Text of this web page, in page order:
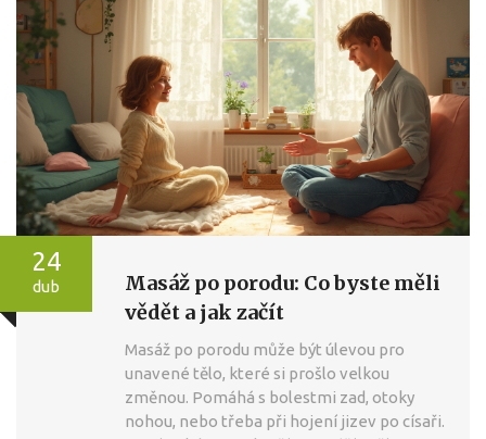
24
dub
Masáž po porodu: Co byste měli
vědět a jak začít
Masáž po porodu může být úlevou pro
unavené tělo, které si prošlo velkou
změnou. Pomáhá s bolestmi zad, otoky
nohou, nebo třeba při hojení jizev po císaři.